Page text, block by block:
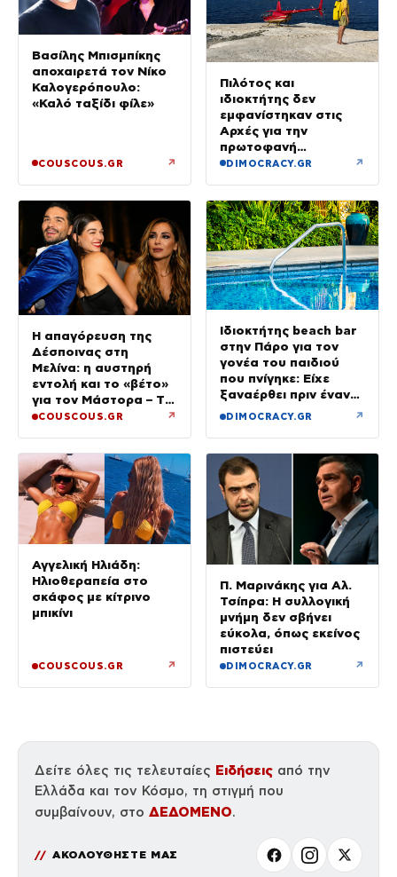
Βασίλης Μπισμπίκης
αποχαιρετά τον Νίκο
Καλογερόπουλο:
«Καλό ταξίδι φίλε»
COUSCOUS.GR ↗
Πιλότος και
ιδιοκτήτης δεν
εμφανίστηκαν στις
Αρχές για την
πρωτοφανή
προσγείωση του
DIMOCRACY.GR ↗
Η απαγόρευση της
Δέσποινας στη
Μελίνα: η αυστηρή
εντολή και το «βέτο»
για τον Μάστορα – Τα
τηλεφωνήματα που
COUSCOUS.GR ↗
Ιδιοκτήτης beach bar
στην Πάρο για τον
γονέα του παιδιού
που πνίγηκε: Είχε
ξαναέρθει πριν έναν
μήνα και
διώξουμε
DIMOCRACY.GR ↗
Αγγελική Ηλιάδη:
Ηλιοθεραπεία στο
σκάφος με κίτρινο
μπικίνι
COUSCOUS.GR ↗
Π. Μαρινάκης για Αλ.
Τσίπρα: Η συλλογική
μνήμη δεν σβήνει
εύκολα, όπως εκείνος
πιστεύει
DIMOCRACY.GR ↗
Δείτε όλες τις τελευταίες Ειδήσεις από την
Ελλάδα και τον Κόσμο, τη στιγμή που
συμβαίνουν, στο ΔΕΔΟΜΕΝΟ.
ΑΚΟΛΟΥΘΗΣΤΕ ΜΑΣ